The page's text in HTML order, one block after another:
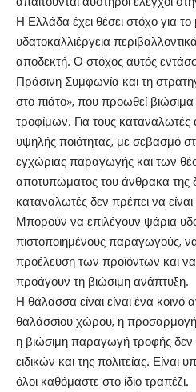
Η Ελλάδα έχει θέσει στόχο για το
υδατοκαλλιέργεια
αποδεκτή. Ο στόχος αυτός
Πράσινη Συμφωνία και τη
στο πιάτο», που προωθεί
τροφίμων. Για τους καταναλωτές
υψηλής ποιότητας, με σεβασμό
εγχώριας παραγωγής και των
αποτυπώματος του άνθρακα της
καταναλωτές δεν πρέπει να
Μπορούν να επιλέγουν ψάρια
πιστοποιημένους παραγωγούς,
προέλευση των προϊόντων και να
προάγουν τη βιώσιμη ανάπτυξη.
Η θάλασσα είναι είναι ένα
θαλάσσιου χώρου, η προσαρμογή
η βιώσιμη παραγωγή τροφής δεν
ειδικών και της πολιτείας. Είναι
όλοι καθόμαστε στο ίδιο τραπέζι.